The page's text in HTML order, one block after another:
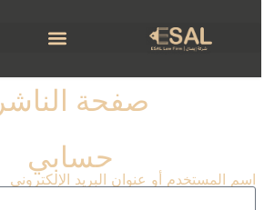
صفحة الناشر
حسابي
اسم المستخدم أو عنوان البريد الإلكتروني